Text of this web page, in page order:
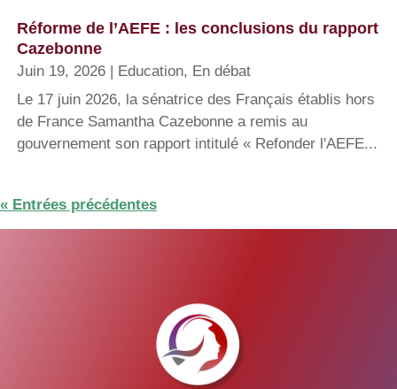
Réforme de l’AEFE : les conclusions du rapport
Cazebonne
Juin 19, 2026 | Education, En débat
Le 17 juin 2026, la sénatrice des Français établis hors
de France Samantha Cazebonne a remis au
gouvernement son rapport intitulé « Refonder l'AEFE...
« Entrées précédentes